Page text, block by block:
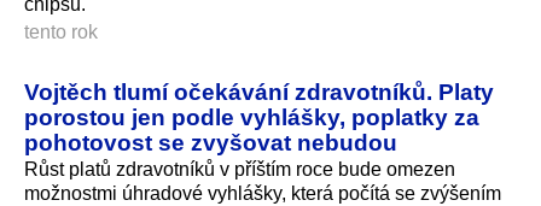
chipsů.
tento rok
Vojtěch tlumí očekávání zdravotníků. Platy
porostou jen podle vyhlášky, poplatky za
pohotovost se zvyšovat nebudou
Růst platů zdravotníků v příštím roce bude omezen
možnostmi úhradové vyhlášky, která počítá se zvýšením